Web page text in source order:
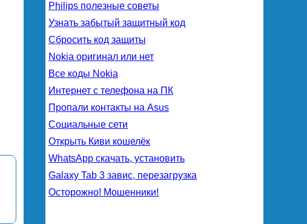
Philips полезные советы
Узнать забытый защитный код
Сбросить код защиты
Nokia оригинал или нет
Все коды Nokia
Интернет с телефона на ПК
Пропали контакты на Asus
Социальные сети
Открыть Киви кошелёк
WhatsApp скачать, установить
Galaxy Tab 3 завис, перезагрузка
Осторожно! Мошенники!